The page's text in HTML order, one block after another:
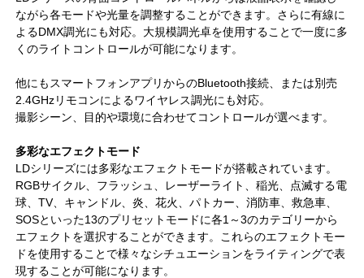
ながら各モードや光量を調整することができます。さらに有線に
よるDMX調光にも対応。大規模調光卓を使用することで一度に多
くのライトコントロールが可能になります。
他にもスマートフォンアプリからのBluetooth接続、または別売
2.4GHzリモコンによるワイヤレス調光にも対応。
撮影シーン、目的や環境に合わせてコントロールが選べます。
多彩なエフェクトモード
LDシリーズには多彩なエフェクトモードが搭載されています。
RGBサイクル、フラッシュ、レーザーライト、稲光、点滅する電
球、TV、キャンドル、炎、花火、パトカー、消防車、救急車、
SOSといった13のプリセットモードに各1～3のカテゴリーから
エフェクトを選択することができます。これらのエフェクトモー
ドを使用することで様々なシチュエーションをライティングで表
現することが可能になります。